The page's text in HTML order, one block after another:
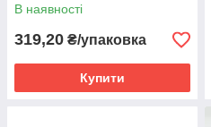
В наявності
319,20 ₴/упаковка
Купити